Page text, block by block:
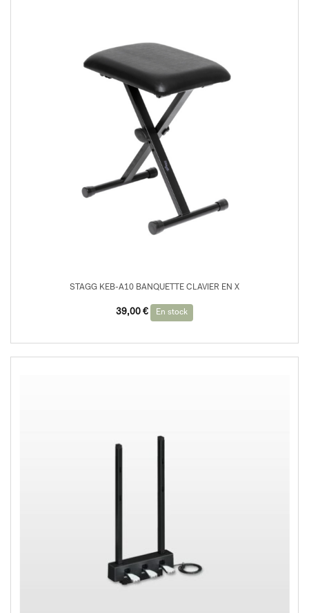
STAGG KEB-A10 BANQUETTE CLAVIER EN X
39,00 € En stock